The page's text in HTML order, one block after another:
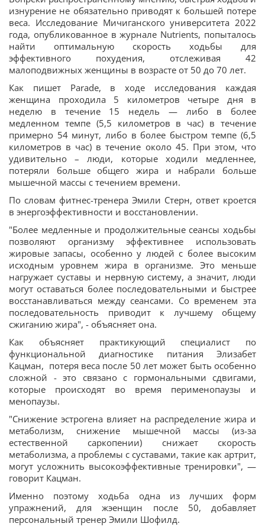
изнурение не обязательно приводят к большей потере
веса. Исследование Мичиганского университета 2022
года, опубликованное в журнале Nutrients, попыталось
найти оптимальную скорость ходьбы для
эффективного похудения, отслеживая 42
малоподвижных женщины в возрасте от 50 до 70 лет.
Как пишет Parade, в ходе исследования каждая
женщина проходила 5 километров четыре дня в
неделю в течение 15 недель — либо в более
медленном темпе (5,5 километров в час) в течение
примерно 54 минут, либо в более быстром темпе (6,5
километров в час) в течение около 45. При этом, что
удивительно – люди, которые ходили медленнее,
потеряли больше общего жира и набрали больше
мышечной массы с течением времени.
По словам фитнес-тренера Эмили Стерн, ответ кроется
в энергоэффективности и восстановлении.
"Более медленные и продолжительные сеансы ходьбы
позволяют организму эффективнее использовать
жировые запасы, особенно у людей с более высоким
исходным уровнем жира в организме. Это меньше
нагружает суставы и нервную систему, а значит, люди
могут оставаться более последовательными и быстрее
восстанавливаться между сеансами. Со временем эта
последовательность приводит к лучшему общему
сжиганию жира", - объясняет она.
Как объясняет практикующий специалист по
функциональной диагностике питания Элизабет
Кацман, потеря веса после 50 лет может быть особенно
сложной - это связано с гормональными сдвигами,
которые происходят во время перименопаузы и
менопаузы.
"Снижение эстрогена влияет на распределение жира и
метаболизм, снижение мышечной массы (из-за
естественной саркопении) снижает скорость
метаболизма, а проблемы с суставами, такие как артрит,
могут усложнить высокоэффективные тренировки", —
говорит Кацман.
Именно поэтому ходьба одна из лучших форм
упражнений, для жэенщин после 50, добавляет
персональный тренер Эмили Шофилд.